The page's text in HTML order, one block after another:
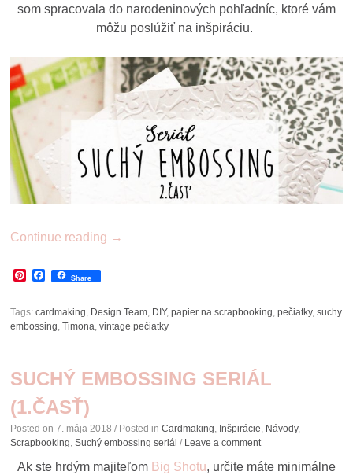
som spracovala do narodeninových pohľadníc, ktoré vám
môžu poslúžiť na inšpiráciu.
Continue reading →
Pinterest
Facebook
Share
Tags:cardmaking, Design Team, DIY,papier na scrapbooking,pečiatky,suchy
embossing,Timona,vintage pečiatky
SUCHÝ EMBOSSING SERIÁL
(1.ČASŤ)
Posted on7. mája 2018 / Posted inCardmaking, Inšpirácie, Návody,
Scrapbooking,Suchý embossing seriál / Leave a comment
Ak ste hrdým majiteľom Big Shotu, určite máte minimálne